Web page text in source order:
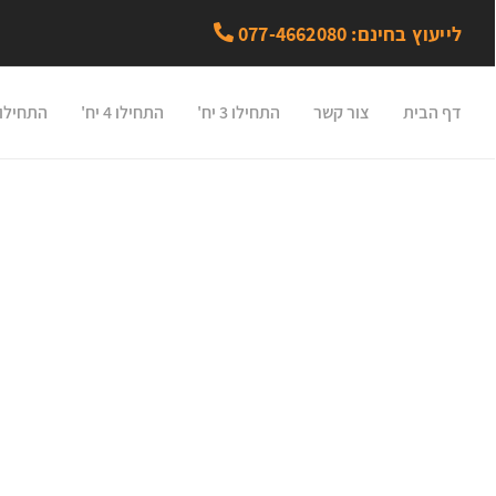
לייעוץ בחינם: 077-4662080
דף הבית צור קשר התחילו 3 יח' התחילו 4 יח' התחילו 5 יח'